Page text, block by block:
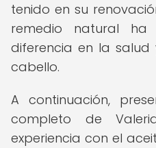
tenido en su
remedio natural
diferencia en la salud
cabello.
A continuación,
completo de
experiencia con el